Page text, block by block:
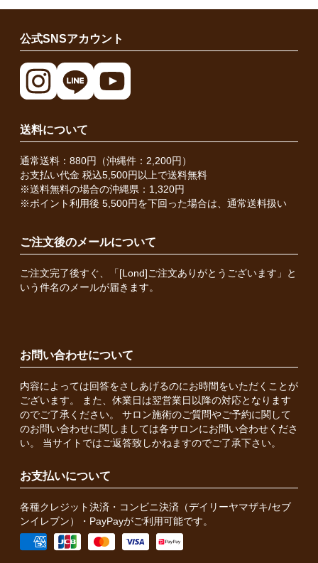
公式SNSアカウント
送料について
通常送料：880円（沖縄件：2,200円）
お支払い代金 税込5,500円以上で送料無料
※送料無料の場合の沖縄県：1,320円
※ポイント利用後 5,500円を下回った場合は、通常送料扱い
ご注文後のメールについて
ご注文完了後すぐ、「[Lond]ご注文ありがとうございます」と
いう件名のメールが届きます。
お問い合わせについて
内容によっては回答をさしあげるのにお時間をいただくことが
ございます。 また、休業日は翌営業日以降の対応となります
のでご了承ください。 サロン施術のご質問やご予約に関して
のお問い合わせに関しましては各サロンにお問い合わせくださ
い。 当サイトではご返答致しかねますのでご了承下さい。
お支払いについて
各種クレジット決済・コンビニ決済（デイリーヤマザキ/セブ
ンイレブン）・PayPayがご利用可能です。